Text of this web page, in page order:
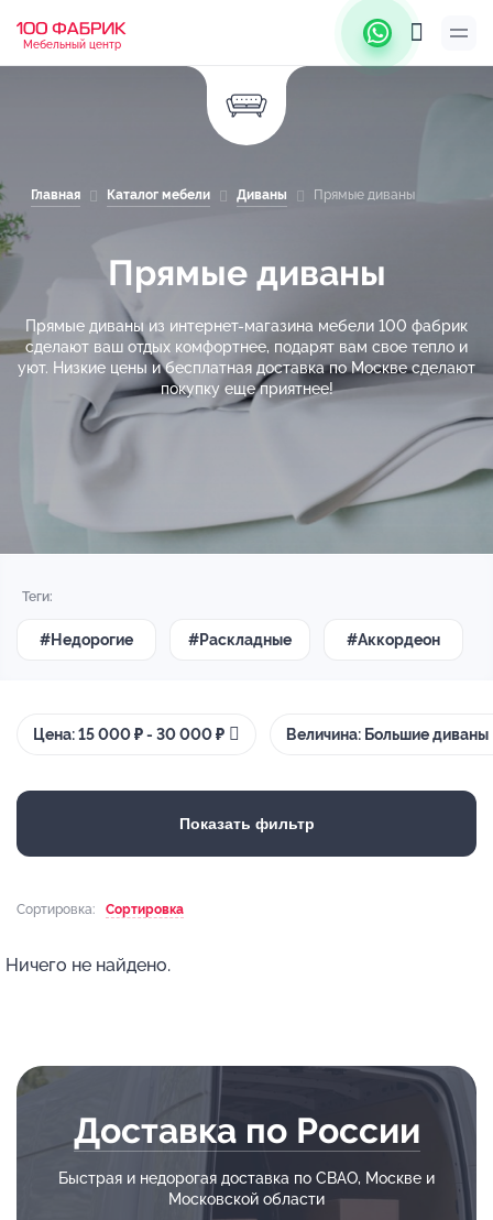
Мебельный центр
Главная Каталог мебели Диваны Прямые диваны
Прямые диваны
Прямые диваны из интернет-магазина мебели 100 фабрик
сделают ваш отдых комфортнее, подарят вам свое тепло и
уют. Низкие цены и бесплатная доставка по Москве сделают
покупку еще приятнее!
Теги:
#Недорогие #Раскладные #Аккордеон
Цена: 15 000 ₽ - 30 000 ₽ Величина: Большие диваны
Показать фильтр
Сортировка: Сортировка
Ничего не найдено.
Доставка по России
Быстрая и недорогая доставка по СВАО, Москве и
Московской области